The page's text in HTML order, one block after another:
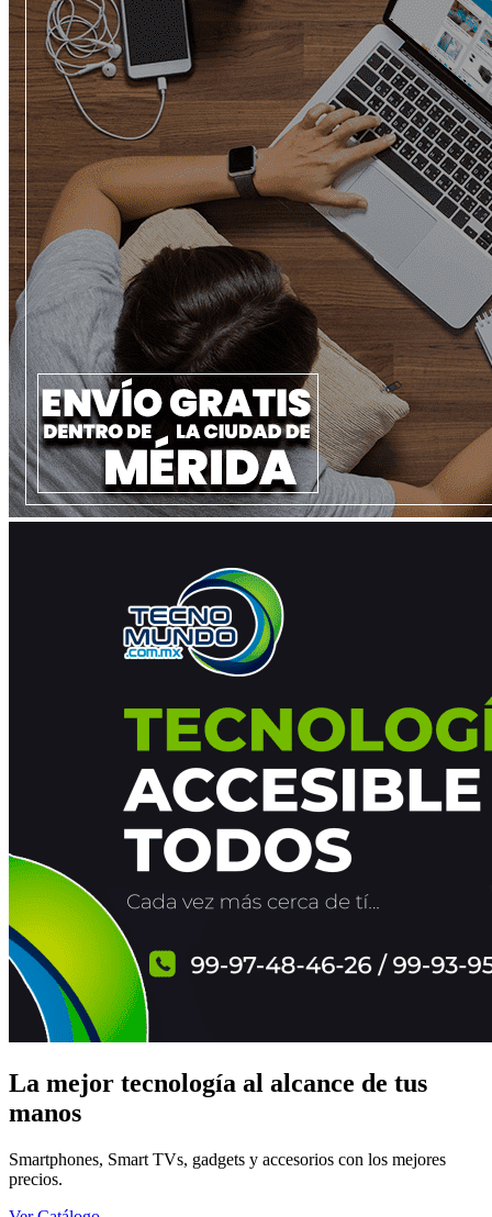
La mejor tecnología al alcance de tus
manos
Smartphones, Smart TVs, gadgets y accesorios con los mejores
precios.